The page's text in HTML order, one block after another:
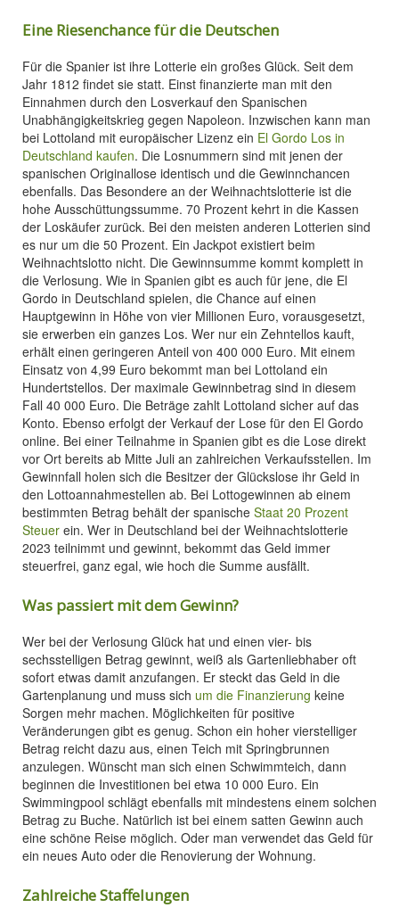
Eine Riesenchance für die Deutschen
Für die Spanier ist ihre Lotterie ein großes Glück. Seit dem
Jahr 1812 findet sie statt. Einst finanzierte man mit den
Einnahmen durch den Losverkauf den Spanischen
Unabhängigkeitskrieg gegen Napoleon. Inzwischen kann man
bei Lottoland mit europäischer Lizenz ein El Gordo Los in
Deutschland kaufen. Die Losnummern sind mit jenen der
spanischen Originallose identisch und die Gewinnchancen
ebenfalls. Das Besondere an der Weihnachtslotterie ist die
hohe Ausschüttungssumme. 70 Prozent kehrt in die Kassen
der Loskäufer zurück. Bei den meisten anderen Lotterien sind
es nur um die 50 Prozent. Ein Jackpot existiert beim
Weihnachtslotto nicht. Die Gewinnsumme kommt komplett in
die Verlosung. Wie in Spanien gibt es auch für jene, die El
Gordo in Deutschland spielen, die Chance auf einen
Hauptgewinn in Höhe von vier Millionen Euro, vorausgesetzt,
sie erwerben ein ganzes Los. Wer nur ein Zehntellos kauft,
erhält einen geringeren Anteil von 400 000 Euro. Mit einem
Einsatz von 4,99 Euro bekommt man bei Lottoland ein
Hundertstellos. Der maximale Gewinnbetrag sind in diesem
Fall 40 000 Euro. Die Beträge zahlt Lottoland sicher auf das
Konto. Ebenso erfolgt der Verkauf der Lose für den El Gordo
online. Bei einer Teilnahme in Spanien gibt es die Lose direkt
vor Ort bereits ab Mitte Juli an zahlreichen Verkaufsstellen. Im
Gewinnfall holen sich die Besitzer der Glückslose ihr Geld in
den Lottoannahmestellen ab. Bei Lottogewinnen ab einem
bestimmten Betrag behält der spanische Staat 20 Prozent
Steuer ein. Wer in Deutschland bei der Weihnachtslotterie
2023 teilnimmt und gewinnt, bekommt das Geld immer
steuerfrei, ganz egal, wie hoch die Summe ausfällt.
Was passiert mit dem Gewinn?
Wer bei der Verlosung Glück hat und einen vier- bis
sechsstelligen Betrag gewinnt, weiß als Gartenliebhaber oft
sofort etwas damit anzufangen. Er steckt das Geld in die
Gartenplanung und muss sich um die Finanzierung keine
Sorgen mehr machen. Möglichkeiten für positive
Veränderungen gibt es genug. Schon ein hoher vierstelliger
Betrag reicht dazu aus, einen Teich mit Springbrunnen
anzulegen. Wünscht man sich einen Schwimmteich, dann
beginnen die Investitionen bei etwa 10 000 Euro. Ein
Swimmingpool schlägt ebenfalls mit mindestens einem solchen
Betrag zu Buche. Natürlich ist bei einem satten Gewinn auch
eine schöne Reise möglich. Oder man verwendet das Geld für
ein neues Auto oder die Renovierung der Wohnung.
Zahlreiche Staffelungen